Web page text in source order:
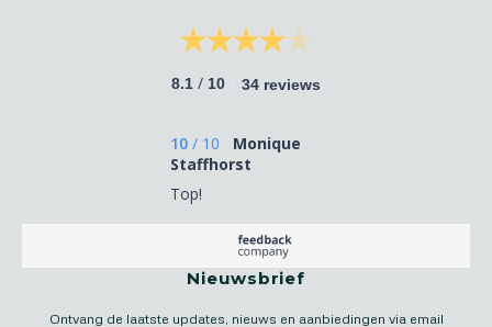
Nieuwsbrief
Ontvang de laatste updates, nieuws en aanbiedingen via email
8.1 / 10 34 reviews
10 / 10
Monique
Staffhorst
Top!